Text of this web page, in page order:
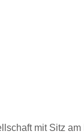
mit Sitz